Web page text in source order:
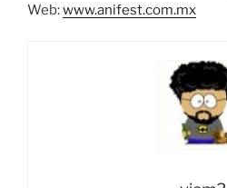
Web:www.anifest.com.mx